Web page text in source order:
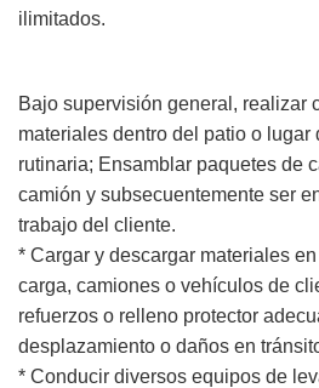
ilimitados.
Bajo supervisión general, realizar
materiales dentro del patio o lugar
rutinaria; Ensamblar paquetes de
camión y subsecuentemente ser
trabajo del cliente.
* Cargar y descargar materiales
carga, camiones o vehículos de
refuerzos o relleno protector
desplazamiento o daños en
* Conducir diversos equipos de